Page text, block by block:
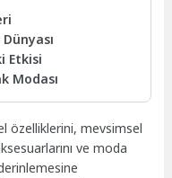
Etkisi
Modası
özelliklerini, mevsimsel
ve moda